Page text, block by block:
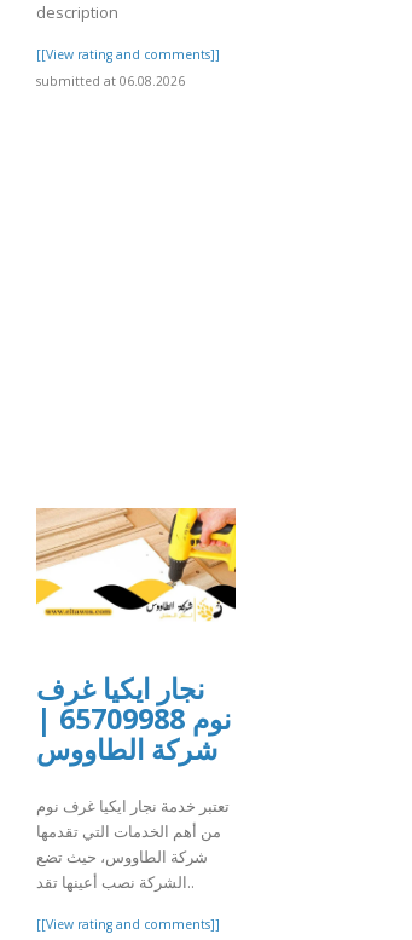
description
[[View rating and comments]]
submitted at 06.08.2026
نجار ايكيا غرف
نوم 65709988 |
شركة الطاووس
تعتبر خدمة نجار ايكيا غرف نوم
من أهم الخدمات التي تقدمها
شركة الطاووس، حيث تضع
الشركة نصب أعينها تقد..
[[View rating and comments]]